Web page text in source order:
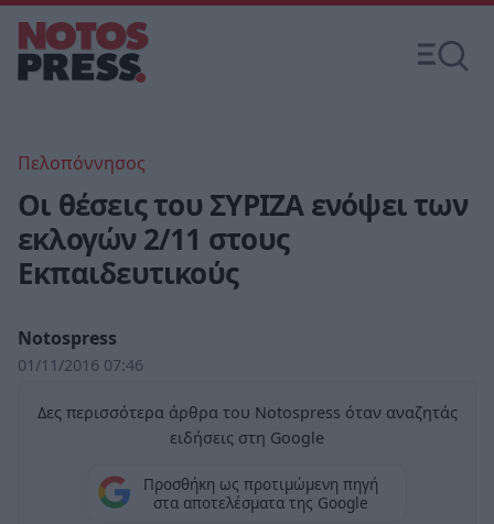
Πελοπόννησος
Οι θέσεις του ΣΥΡΙΖΑ ενόψει των
εκλογών 2/11 στους
Εκπαιδευτικούς
Notospress
01/11/2016 07:46
Δες περισσότερα άρθρα του Notospress όταν αναζητάς
ειδήσεις στη Google
Προσθήκη ως προτιμώμενη πηγή
στα αποτελέσματα της Google